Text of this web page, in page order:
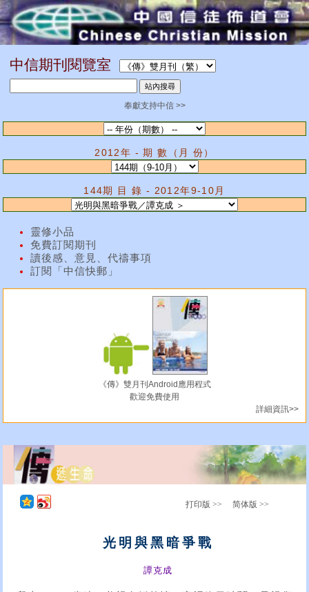
中信期刊閱覽室
奉獻支持中信 >>
2012年 - 期 數（月 份）
144期 目 錄 - 2012年9-10月
靈修小品
免費訂閱期刊
讀後感、意見、代禱事項
訂閱「中信快郵」
《傳》雙月刊Android應用程式
歡迎免費使用
詳細資訊>>
打印版 >> 简体版 >>
光明與黑暗爭戰
譚克成